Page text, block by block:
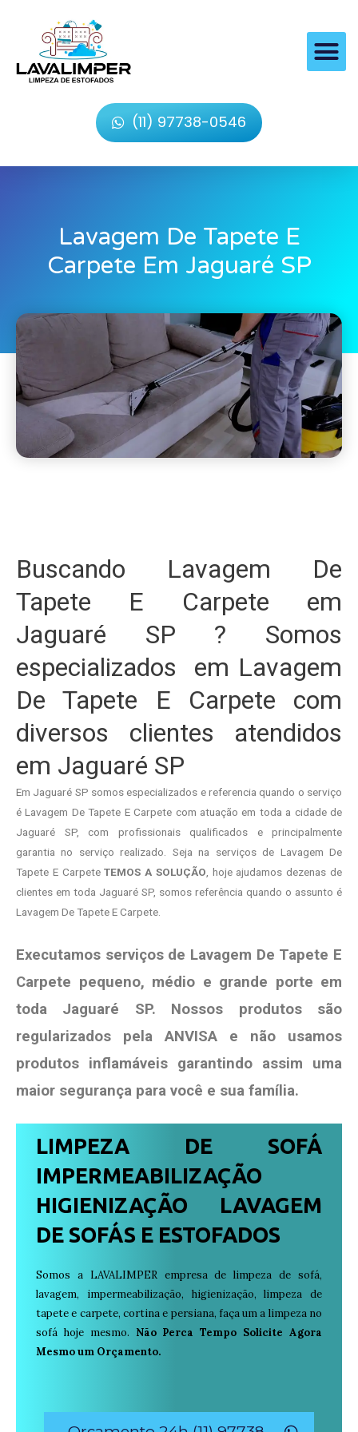
(11) 97738-0546
Lavagem De Tapete E
Carpete Em Jaguaré SP
Buscando Lavagem De
Tapete E Carpete em
Jaguaré SP ? Somos
especializados em Lavagem
De Tapete E Carpete com
diversos clientes atendidos
em Jaguaré SP
Em Jaguaré SP somos especializados e referencia quando o serviço
é Lavagem De Tapete E Carpete com atuação em toda a cidade de
Jaguaré SP, com profissionais qualificados e principalmente
garantia no serviço realizado. Seja na serviços de Lavagem De
Tapete E CarpeteTEMOS A SOLUÇÃO , hoje ajudamos dezenas de
clientes em toda Jaguaré SP, somos referência quando o assunto é
Lavagem De Tapete E Carpete.
Executamos serviços de Lavagem De Tapete E
Carpete pequeno, médio e grande porte em
toda Jaguaré SP. Nossos produtos são
regularizados pela ANVISA e não usamos
produtos inflamáveis garantindo assim uma
maior segurança para você e sua família.
LIMPEZA DE SOFÁ
IMPERMEABILIZAÇÃO
HIGIENIZAÇÃO LAVAGEM
DE SOFÁS E ESTOFADOS
Somos a LAVALIMPER empresa de limpeza de sofá,
lavagem, impermeabilização, higienização, limpeza de
tapete e carpete, cortina e persiana, faça um a limpeza no
sofá hoje mesmo. Não Perca Tempo Solicite Agora
Mesmo um Orçamento.